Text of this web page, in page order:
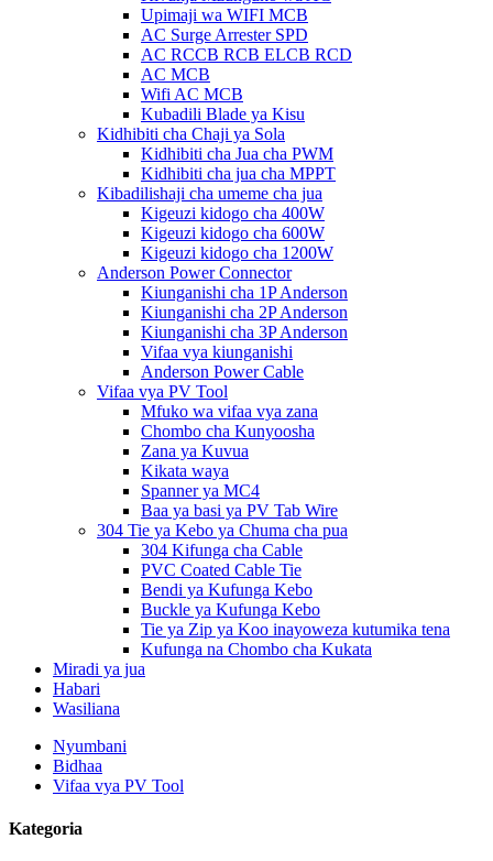
Upimaji wa WIFI MCB
AC Surge Arrester SPD
AC RCCB RCB ELCB RCD
AC MCB
Wifi AC MCB
Kubadili Blade ya Kisu
Kidhibiti cha Chaji ya Sola
Kidhibiti cha Jua cha PWM
Kidhibiti cha jua cha MPPT
Kibadilishaji cha umeme cha jua
Kigeuzi kidogo cha 400W
Kigeuzi kidogo cha 600W
Kigeuzi kidogo cha 1200W
Anderson Power Connector
Kiunganishi cha 1P Anderson
Kiunganishi cha 2P Anderson
Kiunganishi cha 3P Anderson
Vifaa vya kiunganishi
Anderson Power Cable
Vifaa vya PV Tool
Mfuko wa vifaa vya zana
Chombo cha Kunyoosha
Zana ya Kuvua
Kikata waya
Spanner ya MC4
Baa ya basi ya PV Tab Wire
304 Tie ya Kebo ya Chuma cha pua
304 Kifunga cha Cable
PVC Coated Cable Tie
Bendi ya Kufunga Kebo
Buckle ya Kufunga Kebo
Tie ya Zip ya Koo inayoweza kutumika tena
Kufunga na Chombo cha Kukata
Miradi ya jua
Habari
Wasiliana
Nyumbani
Bidhaa
Vifaa vya PV Tool
Kategoria